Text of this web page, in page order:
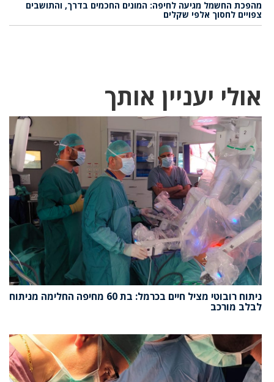
מהפכת החשמל מגיעה לחיפה: המונים החכמים בדרך, והתושבים
צפויים לחסוך אלפי שקלים
אולי יעניין אותך
ניתוח רובוטי מציל חיים בכרמל: בת 60 מחיפה החלימה מניתוח
לבלב מורכב